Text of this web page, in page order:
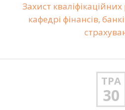
Захист кваліфікаційних
кафедрі фінансів,
ТРА
30